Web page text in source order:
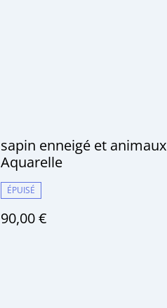
sapin enneigé et animaux
Aquarelle
ÉPUISÉ
90,00 €